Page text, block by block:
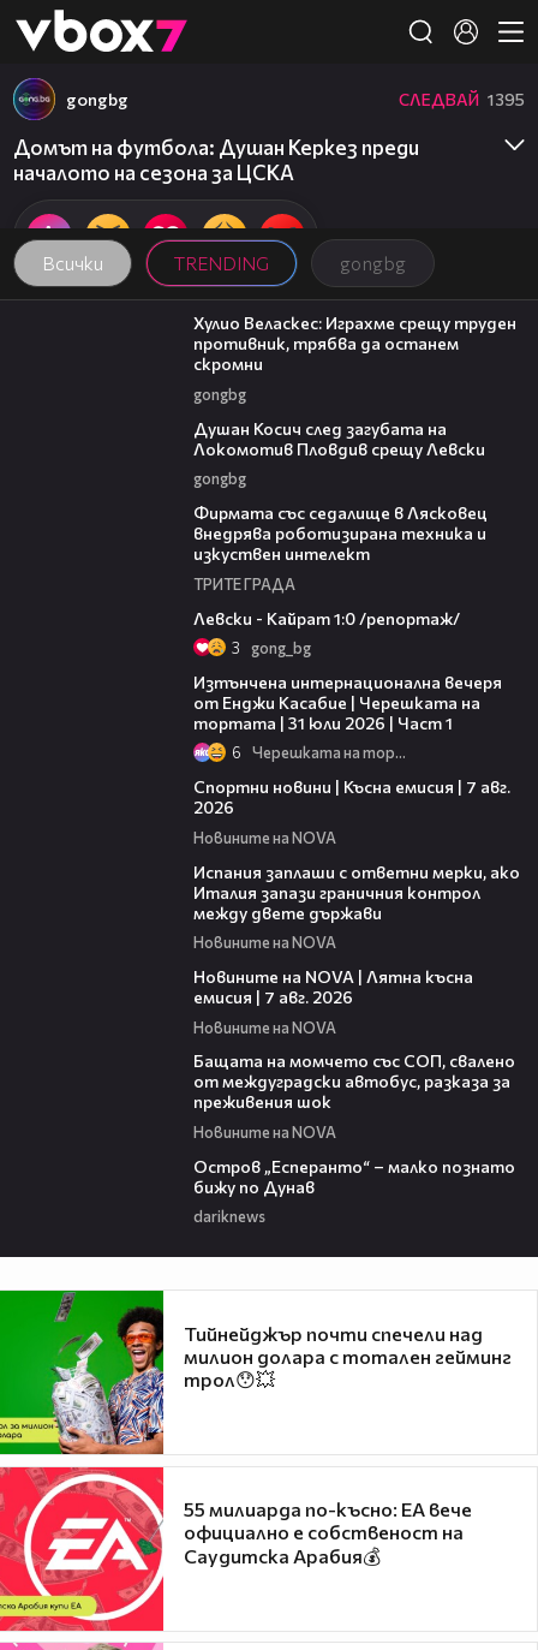
👾
Всички TRENDING gongbg
gongbg СЛЕДВАЙ 1395
Домът на футбола: Душан Керкез преди
началото на сезона за ЦСКА
07:38
Хулио Веласкес: Играхме срещу труден
противник, трябва да останем
скромни
gongbg
Душан Косич след загубата на
Локомотив Пловдив срещу Левски
gongbg
Фирмата със седалище в Лясковец
внедрява роботизирана техника и
изкуствен интелект
ТРИТЕ ГРАДА
Левски - Кайрат 1:0 /репортаж/
3 gong_bg
Изтънчена интернационална вечеря
от Енджи Касабие | Черешката на
тортата | 31 юли 2026 | Част 1
6 Черешката на тортата
Спортни новини | Късна емисия | 7 авг.
2026
Новините на NOVA
Испания заплаши с ответни мерки, ако
Италия запази граничния контрол
между двете държави
Новините на NOVA
Новините на NOVA | Лятна късна
емисия | 7 авг. 2026
Новините на NOVA
Бащата на момчето със СОП, свалено
от междуградски автобус, разказа за
преживения шок
Новините на NOVA
Остров „Есперанто“ – малко познато
бижу по Дунав
dariknews
Тийнейджър почти спечели над
милион долара с тотален гейминг
трол😯💥
55 милиарда по-късно: EA вече
официално е собственост на
Саудитска Арабия💰